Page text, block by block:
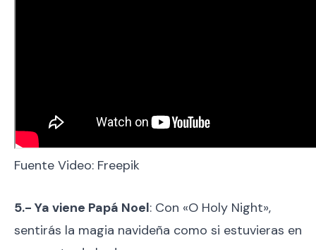
Fuente Video: Freepik
5.- Ya viene Papá Noel: Con «O Holy Night»,
sentirás la magia navideña como si estuvieras en